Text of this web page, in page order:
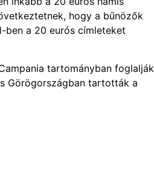
hogy a bűnözők
ben a 20 eurós címleteket
tartományban foglalják
Görögországban tartották a